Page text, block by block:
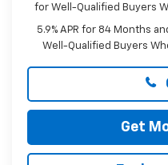
for Well-Qualified Buyers
5.9% APR for 84 Months
Well-Qualified Buyers
Get